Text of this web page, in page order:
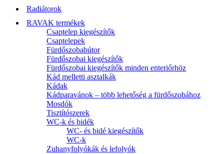
Radiátorok
RAVAK termékek
Csaptelep kiegészítők
Csaptelepek
Fürdőszobabútor
Fürdőszobai kiegészítők
Fürdőszobai kiegészítők minden enteriőrhöz
Kád melletti asztalkák
Kádak
Kádparavánok – több lehetőség a fürdőszobához
Mosdók
Tisztítószerek
WC-k és bidék
WC- és bidé kiegészítők
WC-k
Zuhanyfolyókák és lefolyók